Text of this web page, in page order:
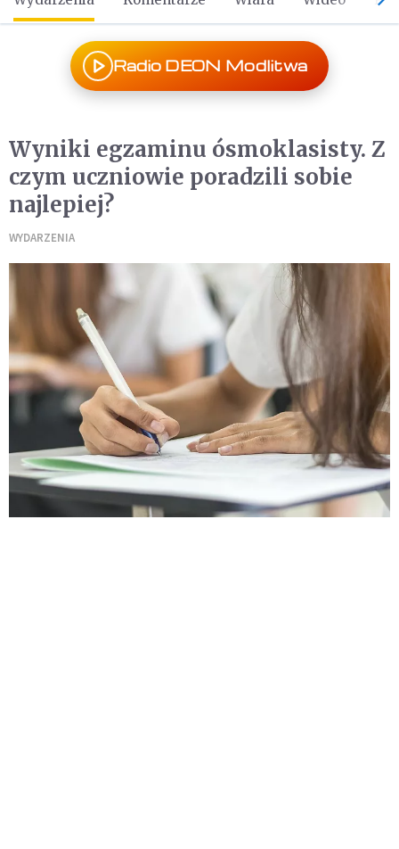
Radio DEON Modlitwa
Wyniki egzaminu ósmoklasisty. Z
czym uczniowie poradzili sobie
najlepiej?
WYDARZENIA